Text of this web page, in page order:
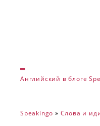
Английский в блоге
Speakingo » Слова и